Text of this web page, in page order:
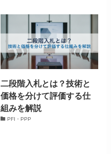
二段階入札とは？技術と
価格を分けて評価する仕
組みを解説
PFI・PPP